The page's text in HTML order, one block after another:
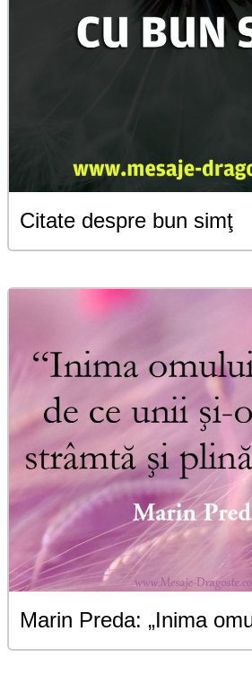
Citate despre bun simţ
Marin Preda: „Inima